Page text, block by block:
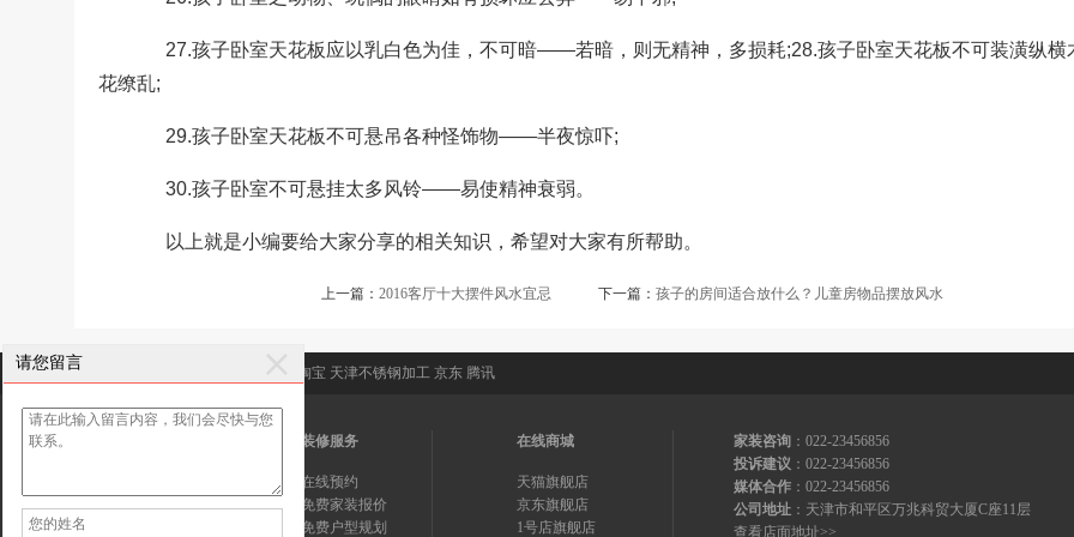
27.孩子卧室天花板应以乳白色为佳，不可暗——若暗，则无精神，多损耗;28.孩子卧室天花板不可装潢纵
花缭乱;
29.孩子卧室天花板不可悬吊各种怪饰物——半夜惊吓;
30.孩子卧室不可悬挂太多风铃——易使精神衰弱。
以上就是小编要给大家分享的相关知识，希望对大家有所帮助。
上一篇： 2016客厅十大摆件风水宜忌 下一篇： 孩子的房间适合放什么？儿童房物品摆放风水
友情链接: 淘宝 天津不锈钢加工 京东 腾讯
联系我们
装修服务
在线预约
免费家装报价
免费户型规划
在线商城
天猫旗舰店
京东旗舰店
1号店旗舰店
家装咨询 ：022-23456856
投诉建议 ：022-23456856
媒体合作：022-23456856
公司地址：天津市和平区万兆科贸大厦C座11层
查看店面地址>>
请您留言